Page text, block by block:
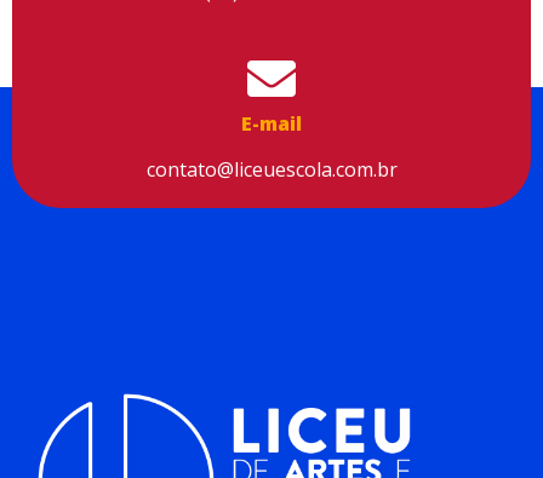
E-mail
contato@liceuescola.com.br